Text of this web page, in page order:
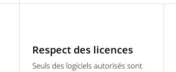
Respect des licences
Seuls des logiciels autorisés sont